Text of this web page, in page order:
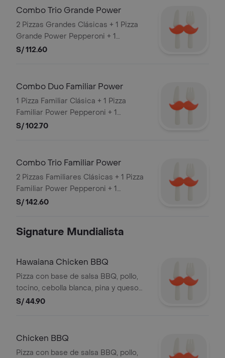
Combo Trio Grande Power
2 Pizzas Grandes Clásicas + 1 Pizza
Grande Power Pepperoni + 1
Gaseosa 1.5 L
S/ 112.60
Combo Duo Familiar Power
1 Pizza Familiar Clásica + 1 Pizza
Familiar Power Pepperoni + 1
Gaseosa 1.5 L
S/ 102.70
Combo Trio Familiar Power
2 Pizzas Familiares Clásicas + 1 Pizza
Familiar Power Pepperoni + 1
Gaseosa 1.5 L
S/ 142.60
Signature Mundialista
Hawaiana Chicken BBQ
Pizza con base de salsa BBQ, pollo,
tocino, cebolla blanca, pina y queso
mozzarella
S/ 44.90
Chicken BBQ
Pizza con base de salsa BBQ, pollo,